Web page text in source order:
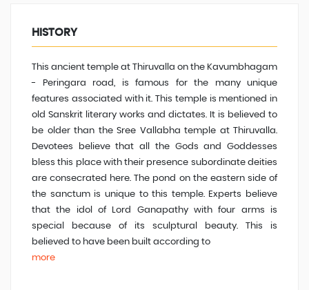
HISTORY
This ancient temple at Thiruvalla on the Kavumbhagam
- Peringara road, is famous for the many unique
features associated with it. This temple is mentioned in
old Sanskrit literary works and dictates. It is believed to
be older than the Sree Vallabha temple at Thiruvalla.
Devotees believe that all the Gods and Goddesses
bless this place with their presence subordinate deities
are consecrated here. The pond on the eastern side of
the sanctum is unique to this temple. Experts believe
that the idol of Lord Ganapathy with four arms is
special because of its sculptural beauty. This is
believed to have been built according to
more